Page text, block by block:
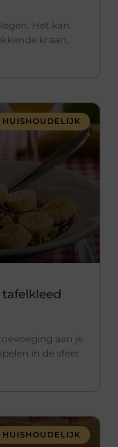
Het kan
kraan,
HUISHOUDELIJK
aan je
in de sfeer
HUISHOUDELIJK